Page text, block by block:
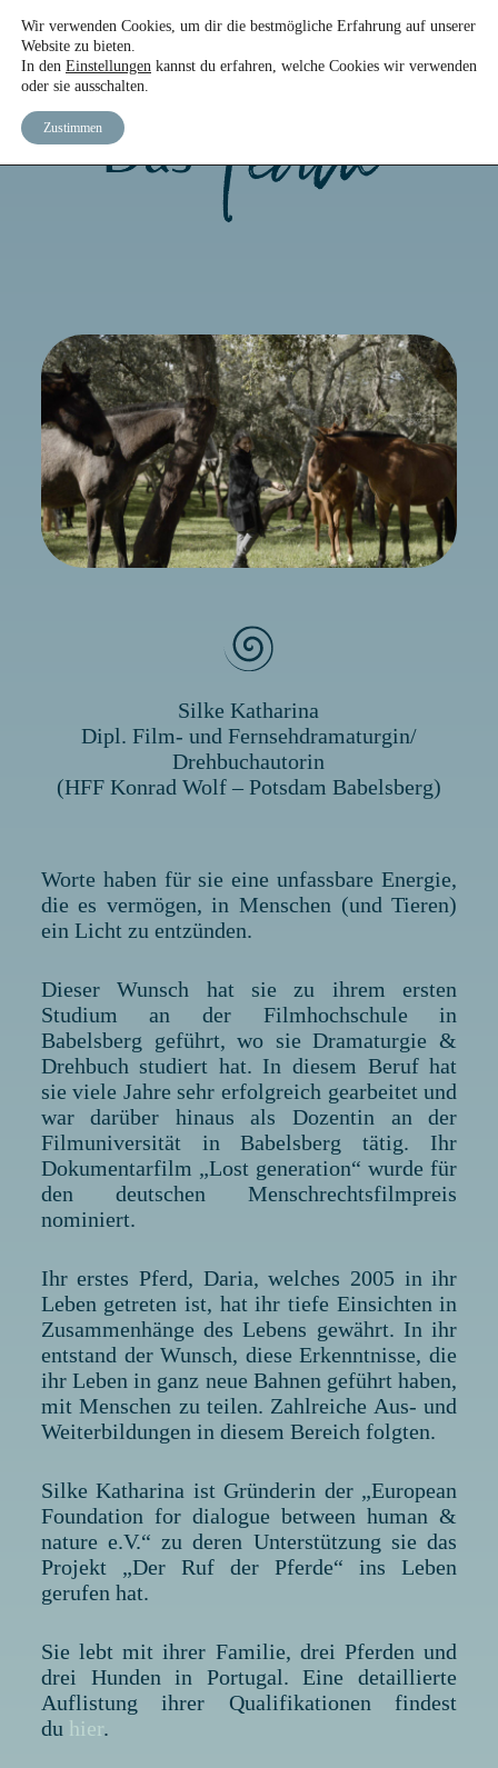
START DAS TEAM DER KURS EBOOK
Silke Katharina
Dipl. Film- und Fernsehdramaturgin/
Drehbuchautorin
(HFF Konrad Wolf – Potsdam Babelsberg)
Worte haben für sie eine unfassbare Energie,
die es vermögen, in Menschen (und Tieren)
ein Licht zu entzünden.
Dieser Wunsch hat sie zu ihrem ersten
Studium an der Filmhochschule in
Babelsberg geführt, wo sie Dramaturgie &
Drehbuch studiert hat. In diesem Beruf hat
sie viele Jahre sehr erfolgreich gearbeitet und
war darüber hinaus als Dozentin an der
Filmuniversität in Babelsberg tätig. Ihr
Dokumentarfilm „Lost generation“ wurde für
den deutschen Menschrechtsfilmpreis
nominiert.
Ihr erstes Pferd, Daria, welches 2005 in ihr
Leben getreten ist, hat ihr tiefe Einsichten in
Zusammenhänge des Lebens gewährt. In ihr
entstand der Wunsch, diese Erkenntnisse, die
ihr Leben in ganz neue Bahnen geführt haben,
mit Menschen zu teilen. Zahlreiche Aus- und
Weiterbildungen in diesem Bereich folgten.
Silke Katharina ist Gründerin der „European
Foundation for dialogue between human &
nature e.V.“ zu deren Unterstützung sie das
Projekt „Der Ruf der Pferde“ ins Leben
gerufen hat.
Sie lebt mit ihrer Familie, drei Pferden und
drei Hunden in Portugal. Eine detaillierte
Auflistung ihrer Qualifikationen findest
du hier.
Wir verwenden Cookies, um dir die bestmögliche Erfahrung auf unserer
Website zu bieten.
In den Einstellungen kannst du erfahren, welche Cookies wir verwenden
oder sie ausschalten.
Zustimmen